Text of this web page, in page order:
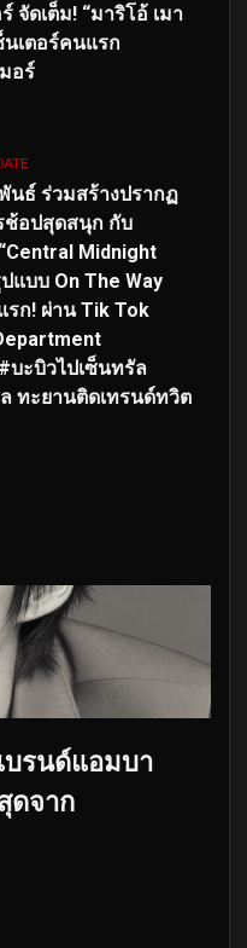
จัดเต็ม! “มาริโอ้ เมา
นเตอร์คนแรก
อร์
นธ์ ร่วมสร้างปรากฏ
อปสุดสนุก กับ
Midnight
แบบ On The Way
รก! ผ่าน Tik Tok
บะบิวไปเซ็นทรัล
ทะยานติดเทรนด์ทวิต
รนด์แอมบา
ดจาก